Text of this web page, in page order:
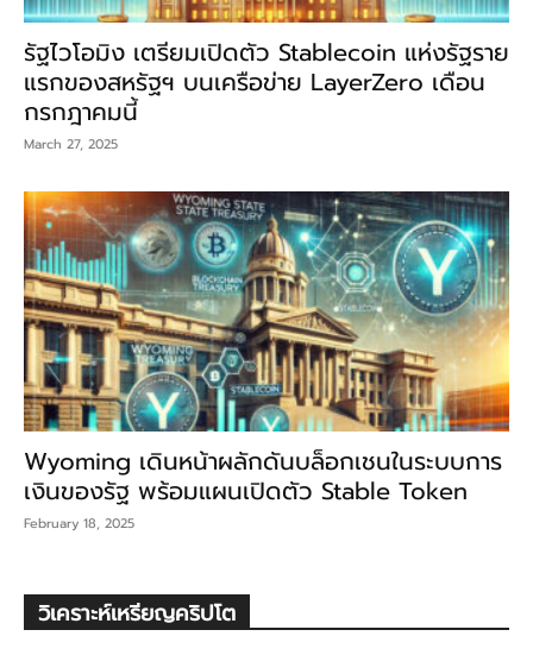
รัฐไวโอมิง เตรียมเปิดตัว Stablecoin แห่งรัฐราย
แรกของสหรัฐฯ บนเครือข่าย LayerZero เดือน
กรกฎาคมนี้
March 27, 2025
Wyoming เดินหน้าผลักดันบล็อกเชนในระบบการ
เงินของรัฐ พร้อมแผนเปิดตัว Stable Token
February 18, 2025
วิเคราะห์เหรียญคริปโต